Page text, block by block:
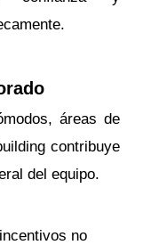
áreas de
contribuye
del equipo.
no